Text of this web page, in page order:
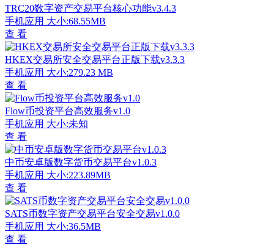
TRC20数字资产交易平台核心功能v3.4.3
手机应用 大小:68.55MB
查 看
HKEX交易所安全交易平台正版下载v3.3.3
手机应用 大小:279.23 MB
查 看
Flow币投资平台高效服务v1.0
手机应用 大小:未知
查 看
中币安卓版数字货币交易平台v1.0.3
手机应用 大小:223.89MB
查 看
SATS币数字资产交易平台安全交易v1.0.0
手机应用 大小:36.5MB
查 看